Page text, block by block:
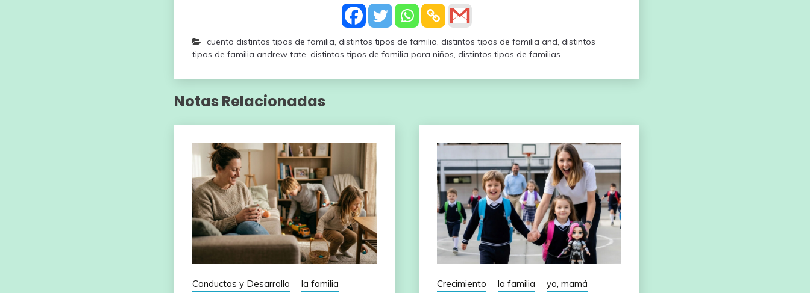
cuento distintos tipos de familia, distintos tipos de familia, distintos tipos de familia and, distintos
tipos de familia andrew tate, distintos tipos de familia para niños, distintos tipos de familias
Notas Relacionadas
Conductas y Desarrollo
la familia
Crecimiento la familia yo, mamá